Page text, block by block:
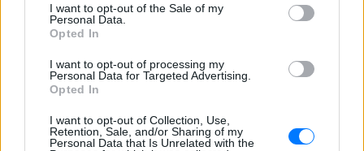
I want to opt-out of the Sale of my
Personal Data.
Opted In
I want to opt-out of processing my
Personal Data for Targeted Advertising.
Opted In
I want to opt-out of Collection, Use,
Retention, Sale, and/or Sharing of my
Personal Data that Is Unrelated with the
Η νύχτα που ο Barack και η Michelle
Obama φοβήθηκαν για τη ζωή της κόρης
«Δεν θα το ξεχάσω όσο ζω»: Η
συγκλονιστική εξομολόγηση
στιγμή που είδε τον Ιησού
ΧΤΕΣ